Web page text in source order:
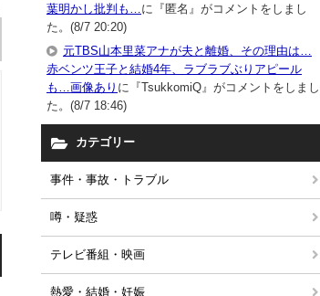
葉明かし批判も… に『匿名』がコメントをしまし
た。(8/7 20:20)
元TBS山本里菜アナが夫と離婚、その理由は…
赤ベンツ王子と結婚4年、ラブラブぶりアピール
も…画像あり に『TsukkomiQ』がコメントをしまし
た。(8/7 18:46)
カテゴリー
事件・事故・トラブル
噂・疑惑
テレビ番組・映画
熱愛・結婚・妊娠